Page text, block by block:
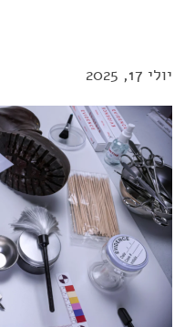
יולי 17, 2025